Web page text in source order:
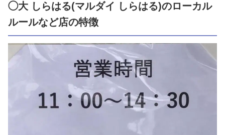
◯大 しらはる(マルダイ しらはる)のローカル
ルールなど店の特徴